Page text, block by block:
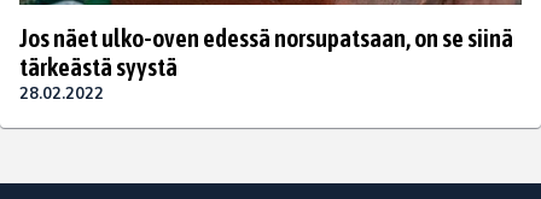
Jos näet ulko-oven edessä norsupatsaan, on se siinä
tärkeästä syystä
28.02.2022